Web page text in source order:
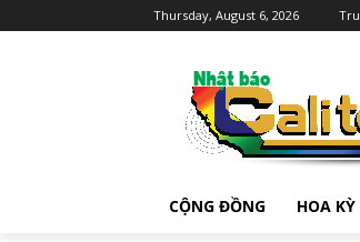
Thursday, August 6, 2026
CỘNG ĐỒNG HOA KỲ